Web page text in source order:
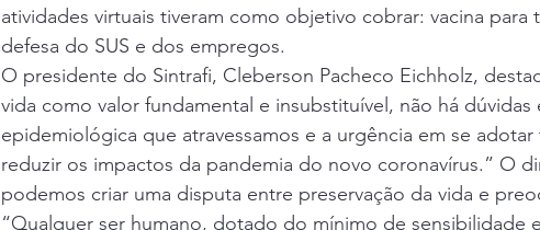
atividades virtuais tiveram como objetivo cobrar: vacina
defesa do SUS e dos empregos.
O presidente do Sintrafi, Cleberson Pacheco Eichholz,
vida como valor fundamental e insubstituível, não há dúvidas
epidemiológica que atravessamos e a urgência em se
reduzir os impactos da pandemia do novo coronavírus.” O
podemos criar uma disputa entre preservação da vida e
“Qualquer ser humano, dotado do mínimo de sensibilidade